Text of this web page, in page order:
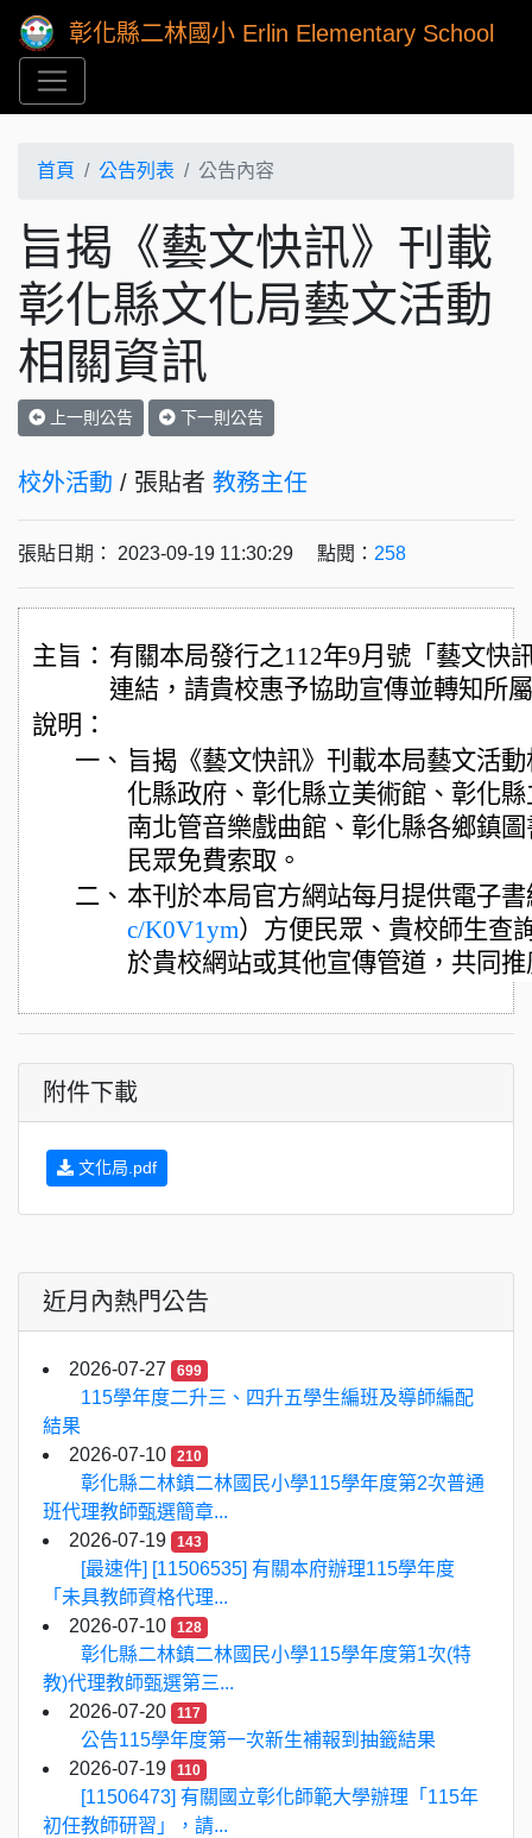
彰化縣二林國小 Erlin Elementary School
首頁 公告列表 公告內容
旨揭《藝文快訊》刊載
彰化縣文化局藝文活動
相關資訊
上一則公告 下一則公告
校外活動 / 張貼者 教務主任
張貼日期： 2023-09-19 11:30:29 點閱： 258
主旨： 有關本局發行之112年9月號「藝文快
連結，請貴校惠予協助宣傳並轉知所
說明：
一、 旨揭《藝文快訊》刊載本局藝文活
化縣政府、彰化縣立美術館、彰化
南北管音樂戲曲館、彰化縣各鄉鎮
民眾免費索取。
二、 本刊於本局官方網站每月提供電子
c/K0V1ym）方便民眾、貴校師生查
於貴校網站或其他宣傳管道，共同
附件下載
文化局.pdf
近月內熱門公告
2026-07-27 699
115學年度二升三、四升五學生編班及導師編配
結果
2026-07-10
210
彰化縣二林鎮二林國民小學115學年度第2次普通
班代理教師甄選簡章...
2026-07-19
143
[最速件] [11506535] 有關本府辦理115學年度
「未具教師資格代理...
2026-07-10
128
彰化縣二林鎮二林國民小學115學年度第1次(特
教)代理教師甄選第三...
2026-07-20
117
公告115學年度第一次新生補報到抽籤結果
2026-07-19
110
[11506473] 有關國立彰化師範大學辦理「115年
初任教師研習」，請...